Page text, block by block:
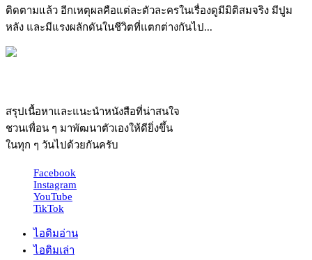
ติดตามแล้ว อีกเหตุผลคือแต่ละตัวละครในเรื่องดูมีมิติสมจริง มีปูม
หลัง และมีแรงผลักดันในชีวิตที่แตกต่างกันไป...
สรุปเนื้อหาและแนะนำหนังสือที่น่าสนใจ
ชวนเพื่อน ๆ มาพัฒนาตัวเองให้ดียิ่งขึ้น
ในทุก ๆ วันไปด้วยกันครับ
Facebook
Instagram
YouTube
TikTok
ไอติมอ่าน
ไอติมเล่า